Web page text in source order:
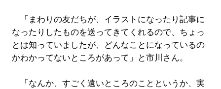
「まわりの友だちが、イラストになったり記事に
なったりしたものを送ってきてくれるので、ちょっ
とは知っていましたが、どんなことになっているの
かわかってないところがあって」と市川さん。
「なんか、すごく遠いところのことというか、実